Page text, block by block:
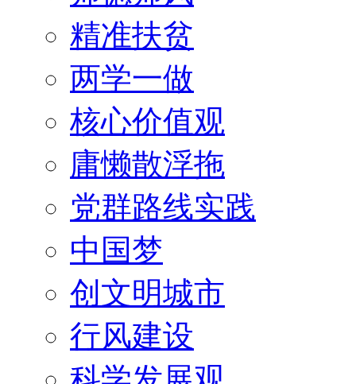
精准扶贫
两学一做
核心价值观
庸懒散浮拖
党群路线实践
中国梦
创文明城市
行风建设